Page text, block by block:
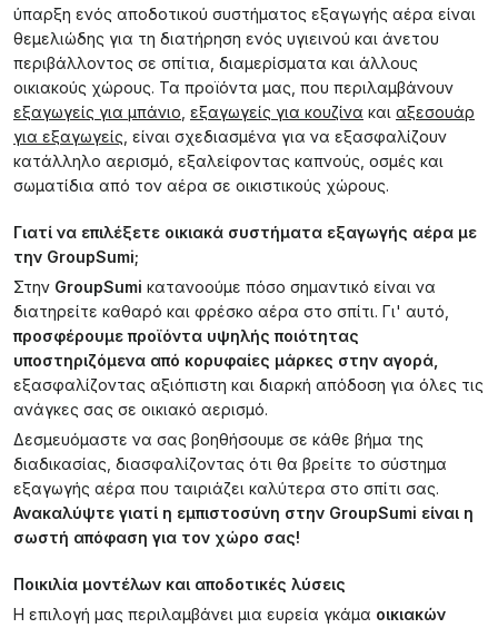
ύπαρξη ενός αποδοτικού συστήματος εξαγωγής αέρα είναι
θεμελιώδης για τη διατήρηση ενός υγιεινού και άνετου
περιβάλλοντος σε σπίτια, διαμερίσματα και άλλους
οικιακούς χώρους. Τα προϊόντα μας, που περιλαμβάνουν
εξαγωγείς για μπάνιο εξαγωγείς για κουζίνα και αξεσουάρ
για εξαγωγείς , είναι σχεδιασμένα για να εξασφαλίζουν
κατάλληλο αερισμό, εξαλείφοντας καπνούς, οσμές και
σωματίδια από τον αέρα σε οικιστικούς χώρους.
Γιατί να επιλέξετε οικιακά συστήματα εξαγωγής αέρα με
την GroupSumi;
Στην GroupSumi κατανοούμε πόσο σημαντικό είναι να
διατηρείτε καθαρό και φρέσκο αέρα στο σπίτι. Γι' αυτό,
προσφέρουμε προϊόντα υψηλής ποιότητας
υποστηριζόμενα από κορυφαίες μάρκες στην αγορά,
εξασφαλίζοντας αξιόπιστη και διαρκή απόδοση για όλες τις
ανάγκες σας σε οικιακό αερισμό.
Δεσμευόμαστε να σας βοηθήσουμε σε κάθε βήμα της
διαδικασίας, διασφαλίζοντας ότι θα βρείτε το σύστημα
εξαγωγής αέρα που ταιριάζει καλύτερα στο σπίτι σας.
Ανακαλύψτε γιατί η εμπιστοσύνη στην GroupSumi είναι η
σωστή απόφαση για τον χώρο σας!
Ποικιλία μοντέλων και αποδοτικές λύσεις
Η επιλογή μας περιλαμβάνει μια ευρεία γκάμα οικιακών